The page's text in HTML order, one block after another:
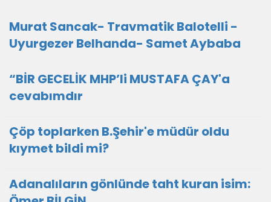
Murat Sancak- Travmatik Balotelli -
Uyurgezer Belhanda- Samet Aybaba
“BİR GECELİK MHP’li MUSTAFA ÇAY'a
cevabımdır
Çöp toplarken B.Şehir'e müdür oldu
kıymet bildi mi?
Adanalıların gönlünde taht kuran isim: